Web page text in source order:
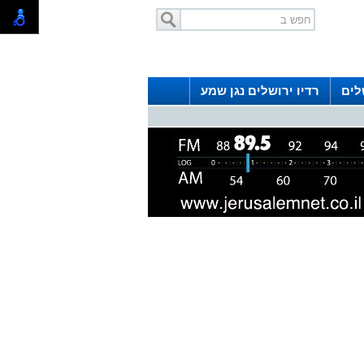
רדיו ירושלים נגן שמע